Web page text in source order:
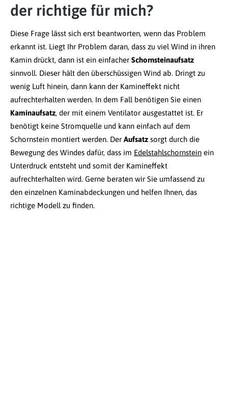
der richtige für mich?
Diese Frage lässt sich erst beantworten, wenn das Problem
erkannt ist. Liegt Ihr Problem daran, dass zu viel Wind in ihren
Kamin drückt, dann ist ein einfacher Schornsteinaufsatz
sinnvoll. Dieser hält den überschüssigen Wind ab. Dringt zu
wenig Luft hinein, dann kann der Kamineffekt nicht
aufrechterhalten werden. In dem Fall benötigen Sie einen
Kaminaufsatz, der mit einem Ventilator ausgestattet ist. Er
benötigt keine Stromquelle und kann einfach auf dem
Schornstein montiert werden. Der Aufsatz sorgt durch die
Bewegung des Windes dafür, dass im Edelstahlschornstein ein
Unterdruck entsteht und somit der Kamineffekt
aufrechterhalten wird. Gerne beraten wir Sie umfassend zu
den einzelnen Kaminabdeckungen und helfen Ihnen, das
richtige Modell zu finden.